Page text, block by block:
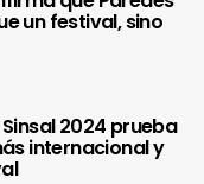
un festival, sino
2024 prueba
internacional y